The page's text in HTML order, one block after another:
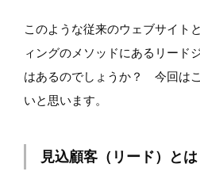
このような従来のウェブサイト
ィングのメソッドにあるリード
はあるのでしょうか？ 今回は
いと思います。
見込顧客（リード）とは